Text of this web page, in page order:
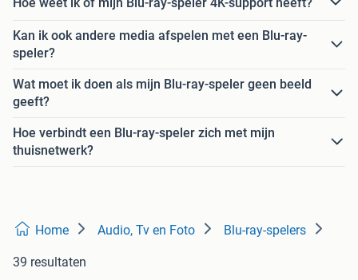
Kan ik ook andere media afspelen met een Blu-ray-
speler?
Wat moet ik doen als mijn Blu-ray-speler geen beeld
geeft?
Hoe verbindt een Blu-ray-speler zich met mijn
thuisnetwerk?
Home Audio, Tv en Foto Blu-ray-spelers
39 resultaten